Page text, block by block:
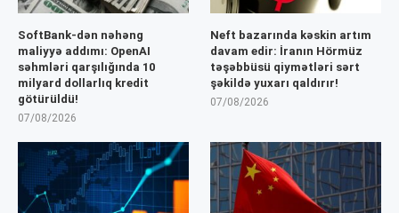
SoftBank-dən nəhəng
maliyyə addımı: OpenAI
səhmləri qarşılığında 10
milyard dollarlıq kredit
götürüldü!
07/08/2026
Neft bazarında kəskin artım
davam edir: İranın Hörmüz
təşəbbüsü qiymətləri sərt
şəkildə yuxarı qaldırır!
07/08/2026